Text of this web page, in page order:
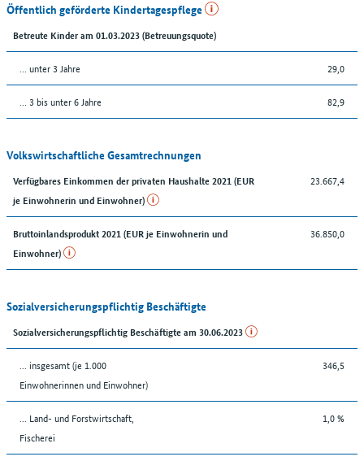
Öffentlich geförderte Kindertagespflege
Betreute Kinder am 01.03.2023 (Betreuungsquote)
… unter 3 Jahre 29,0
… 3 bis unter 6 Jahre 82,9
Volkswirtschaftliche Gesamtrechnungen
Verfügbares Einkommen der privaten Haushalte 2021 (EUR
je Einwohnerin und Einwohner)
23.667,4
Bruttoinlandsprodukt 2021 (EUR je Einwohnerin und
Einwohner)
36.850,0
Sozialversicherungspflichtig Beschäftigte
Sozialversicherungspflichtig Beschäftigte am 30.06.2023
... insgesamt (je 1.000
Einwohnerinnen und Einwohner)
346,5
... Land- und Forstwirtschaft,
Fischerei
1,0 %